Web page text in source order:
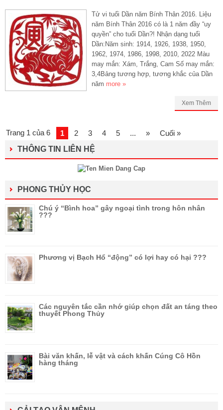
Tử vi tuổi Dần năm Bính Thân 2016. Liệu
năm Bính Thân 2016 có là 1 năm đầy “uy
quyền” cho tuổi Dần?! Nhận dạng tuổi
Dần:Năm sinh: 1914, 1926, 1938, 1950,
1962, 1974, 1986, 1998, 2010, 2022 Màu
may mắn: Xám, Trắng, Cam Số may mắn:
3,4Bảng tương hợp, tương khắc của Dần
năm more »
Xem Thêm
Trang 1 của 6 1 2 3 4 5 ... »
Cuối »
THÔNG TIN LIÊN HỆ
PHONG THỦY HỌC
Chú ý “Bình hoa” gây ngoại tình trong hôn nhân
???
Phương vị Bạch Hổ “động” có lợi hay có hại ???
Các nguyên tắc cần nhớ giúp chọn đất an táng theo
thuyết Phong Thủy
Bài văn khấn, lễ vật và cách khấn Cúng Cô Hồn
hàng tháng